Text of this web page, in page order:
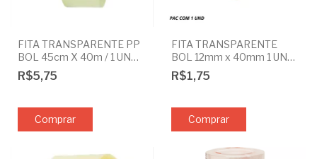
FITA TRANSPARENTE PP
BOL 45cm X 40m / 1 UND
OU PAC COM 6
R$5,75
Comprar
FITA TRANSPARENTE
BOL 12mm x 40mm 1 UND
OU PAC COM 12
R$1,75
Comprar